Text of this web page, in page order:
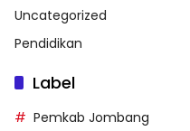
Uncategorized
Pendidikan
Label
Pemkab Jombang